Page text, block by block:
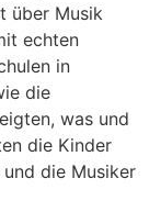
über Musik
echten
in
die
was und
die Kinder
die Musiker